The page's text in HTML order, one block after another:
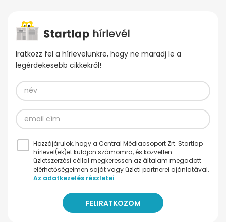
Iratkozz fel a hírlevelünkre, hogy ne maradj le a
legérdekesebb cikkekről!
Hozzájárulok, hogy a Central Médiacsoport Zrt. Startlap
hírlevel(ek)et küldjön számomra, és közvetlen
üzletszerzési céllal megkeressen az általam megadott
elérhetőségeimen saját vagy üzleti partnerei ajánlatával.
Az adatkezelés részletei